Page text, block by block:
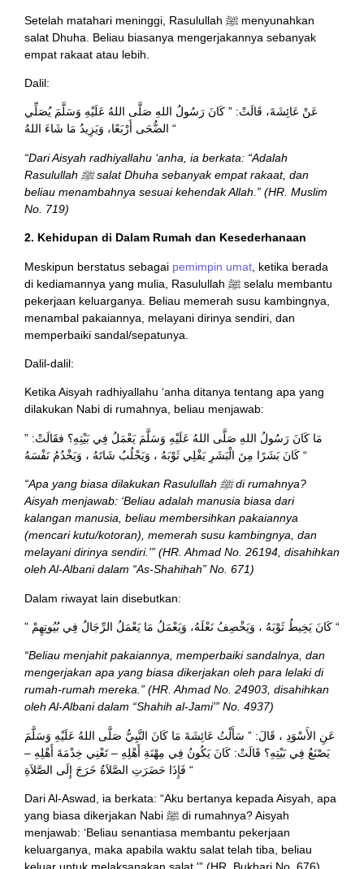
Setelah matahari meninggi, Rasulullah ﷺ menyunahkan
salat Dhuha. Beliau biasanya mengerjakannya sebanyak
empat rakaat atau lebih.
Dalil:
عَنْ عَائِشَةَ، قَالَتْ: ” كَانَ رَسُولُ اللهِ صَلَّى اللهُ عَلَيْهِ وَسَلَّمَ يُصَلِّي
الضُّحَى أَرْبَعًا، وَيَزِيدُ مَا شَاءَ اللهُ “
“Dari Aisyah radhiyallahu ‘anha, ia berkata: “Adalah
Rasulullah ﷺ salat Dhuha sebanyak empat rakaat, dan
beliau menambahnya sesuai kehendak Allah.” (HR. Muslim
No. 719)
2. Kehidupan di Dalam Rumah dan Kesederhanaan
Meskipun berstatus sebagai pemimpin umat , ketika berada
di kediamannya yang mulia, Rasulullah ﷺ selalu membantu
pekerjaan keluarganya. Beliau memerah susu kambingnya,
menambal pakaiannya, melayani dirinya sendiri, dan
memperbaiki sandal/sepatunya.
Dalil-dalil:
Ketika Aisyah radhiyallahu ‘anha ditanya tentang apa yang
dilakukan Nabi di rumahnya, beliau menjawab:
” مَا كَانَ رَسُولُ اللهِ صَلَّى اللهُ عَلَيْهِ وَسَلَّمَ يَعْمَلُ فِي بَيْتِهِ؟ فقَالَتْ:
كَانَ بَشَرًا مِنَ الْبَشَرِ يَفْلِي ثَوْبَهُ ، وَيَحْلُبُ شَاتَهُ ، وَيَخْدُمُ نَفْسَهُ “
“Apa yang biasa dilakukan Rasulullah ﷺ di rumahnya?
Aisyah menjawab: ‘Beliau adalah manusia biasa dari
kalangan manusia, beliau membersihkan pakaiannya
(mencari kutu/kotoran), memerah susu kambingnya, dan
melayani dirinya sendiri.'” (HR. Ahmad No. 26194, disahihkan
oleh Al-Albani dalam “As-Shahihah” No. 671)
Dalam riwayat lain disebutkan:
” كَانَ يَخِيطُ ثَوْبَهُ ، وَيَخْصِفُ نَعْلَهُ، وَيَعْمَلُ مَا يَعْمَلُ الرِّجَالُ فِي بُيُوتِهِمْ “
“Beliau menjahit pakaiannya, memperbaiki sandalnya, dan
mengerjakan apa yang biasa dikerjakan oleh para lelaki di
rumah-rumah mereka.” (HR. Ahmad No. 24903, disahihkan
oleh Al-Albani dalam “Shahih al-Jami'” No. 4937)
عَنِ الأَسْوَدِ ، قَالَ: ” سَأَلْتُ عَائِشَةَ مَا كَانَ النَّبِيُّ صَلَّى اللهُ عَلَيْهِ وَسَلَّمَ
يَصْنَعُ فِي بَيْتِهِ؟ قَالَتْ: كَانَ يَكُونُ فِي مِهْنَةِ أَهْلِهِ – تَعْنِي خِدْمَةَ أَهْلِهِ –
فَإِذَا حَضَرَتِ الصَّلاَةُ خَرَجَ إِلَى الصَّلاَةِ “
Dari Al-Aswad, ia berkata: “Aku bertanya kepada Aisyah, apa
yang biasa dikerjakan Nabi ﷺ di rumahnya? Aisyah
menjawab: ‘Beliau senantiasa membantu pekerjaan
keluarganya, maka apabila waktu salat telah tiba, beliau